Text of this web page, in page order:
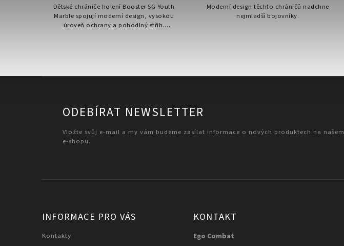
Dětské chrániče holení Booster SG Youth
Marble spojují moderní design, vysokou
úroveň ochrany a pohodlný střih.
Moderní design těchto chráničů nadchne
nejmladší bojovníky.
ODEBÍRAT NEWSLETTER
Vložte svůj e-mail a my vám budeme zasílat informace o nových produktech na našem
e-shopu.
INFORMACE PRO VÁS
Kontakty
KONTAKT
Ego Combat